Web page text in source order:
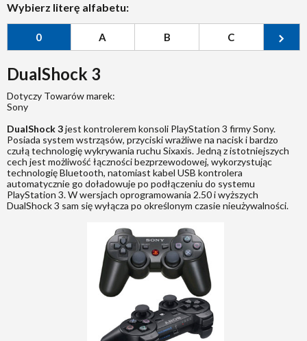
Wybierz literę alfabetu:
0 A B C
DualShock 3
Dotyczy Towarów marek:
Sony
DualShock 3jest kontrolerem konsoli PlayStation 3 firmy Sony.
Posiada system wstrząsów, przyciski wrażliwe na nacisk i bardzo
czułą technologię wykrywania ruchu Sixaxis. Jedną z istotniejszych
cech jest możliwość łączności bezprzewodowej, wykorzystując
technologię Bluetooth, natomiast kabel USB kontrolera
automatycznie go doładowuje po podłączeniu do systemu
PlayStation 3. W wersjach oprogramowania 2.50 i wyższych
DualShock 3 sam się wyłącza po określonym czasie nieużywalności.